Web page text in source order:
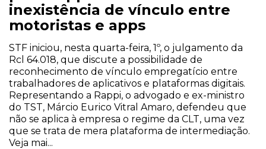
inexistência de vínculo entre
motoristas e apps
STF iniciou, nesta quarta-feira, 1º, o julgamento da
Rcl 64.018, que discute a possibilidade de
reconhecimento de vínculo empregatício entre
trabalhadores de aplicativos e plataformas digitais.
Representando a Rappi, o advogado e ex-ministro
do TST, Márcio Eurico Vitral Amaro, defendeu que
não se aplica à empresa o regime da CLT, uma vez
que se trata de mera plataforma de intermediação.
Veja mai...